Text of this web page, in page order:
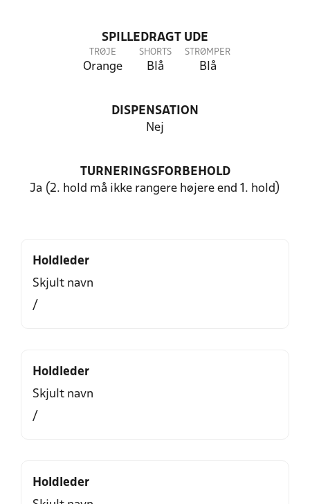
SPILLEDRAGT UDE
TRØJE
Orange
SHORTS
Blå
STRØMPER
Blå
DISPENSATION
Nej
TURNERINGSFORBEHOLD
Ja (2. hold må ikke rangere højere end 1. hold)
Holdleder
Skjult navn
/
Holdleder
Skjult navn
/
Holdleder